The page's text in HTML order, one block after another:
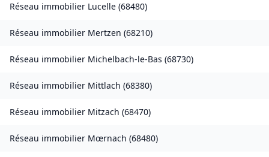
Réseau immobilier Lucelle (68480)
Réseau immobilier Mertzen (68210)
Réseau immobilier Michelbach-le-Bas (68730)
Réseau immobilier Mittlach (68380)
Réseau immobilier Mitzach (68470)
Réseau immobilier Mœrnach (68480)